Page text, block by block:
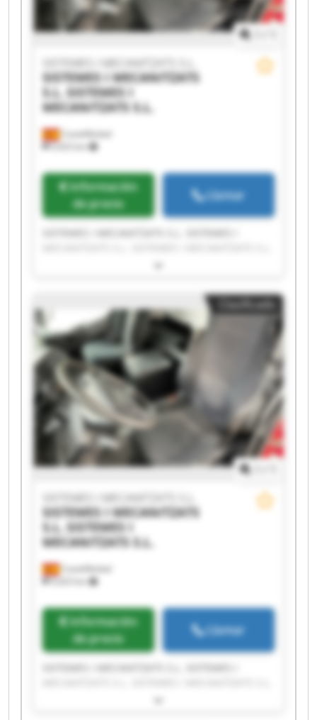
Castellbisbal
9,423 km
SISTEMES I MECANITZATS S.L.
SISTEMES I MECANITZATS
S.L. SISTEMES I
MECANITZATS S.L.
Información
de precio
Llamar
SISTEMES I MECANITZATS S.L. SISTEMES I
SISTEMES I MECANITZATS S.L. SISTEMES I
MECANITZATS S.L. SISTEMES I MECANITZATS S.L.
SISTEMES I MECANITZATS S.L. SISTEMES I
MECANITZATS S.L. SISTEMES I MECANITZATS S.L.
SISTEMES I MECANITZATS S.L. SISTEMES I
MECANITZATS S.L. SISTEMES I MECANITZATS S.L.
SISTEMES I MECANITZATS S.L. SISTEMES I
MECANITZATS S.L. SISTEMES I MECANITZATS S.L.
SISTEMES I MECANITZATS S.L. SISTEMES I
MECANITZATS S.L.
Castellbisbal
9,423 km
SISTEMES I MECANITZATS S.L.
SISTEMES I MECANITZATS
S.L. SISTEMES I
MECANITZATS S.L.
Información
de precio
Llamar
SISTEMES I MECANITZATS S.L. SISTEMES I